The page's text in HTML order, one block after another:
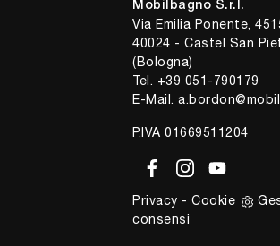
Mobilbagno S.r.l.
Via Emilia Ponente,
40024 - Castel San
(Bologna)
Tel. +39 051-790179
E-Mail.
P.IVA 01669511204
Privacy - Cookie
consensi